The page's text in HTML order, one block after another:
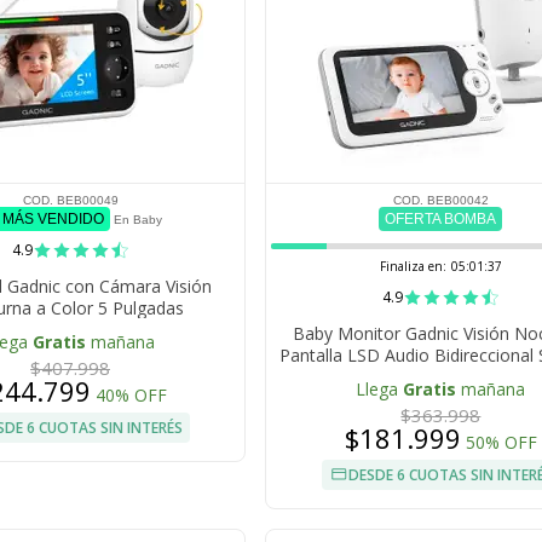
COD. BEB00049
MÁS VENDIDO En Baby
4.9
Gadnic con Cámara Visión
a Color 5 Pulgadas
Gratis mañana
$407.998
40% OFF
6 CUOTAS SIN INTERÉS
COD. BEB00042
OFERTA BOMBA
Finaliza en: 05:01:36
4.9
Baby Monitor Gadnic Visión
Pantalla LSD Audio Bidireccional
VOX
Llega Gratis mañana
$363.998
$181.999 50% OFF
DESDE 6 CUOTAS SIN